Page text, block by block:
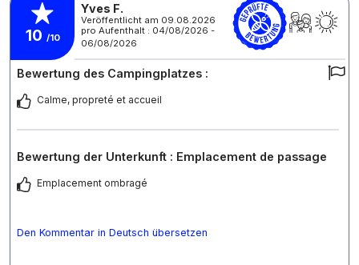
10 /10
Yves F.
Veröffentlicht am 09.08.2026
pro Aufenthalt : 04/08/2026 -
06/08/2026
Bewertung des Campingplatzes :
Calme, propreté et accueil
Bewertung der Unterkunft : Emplacement de passage
Emplacement ombragé
Den Kommentar in Deutsch übersetzen